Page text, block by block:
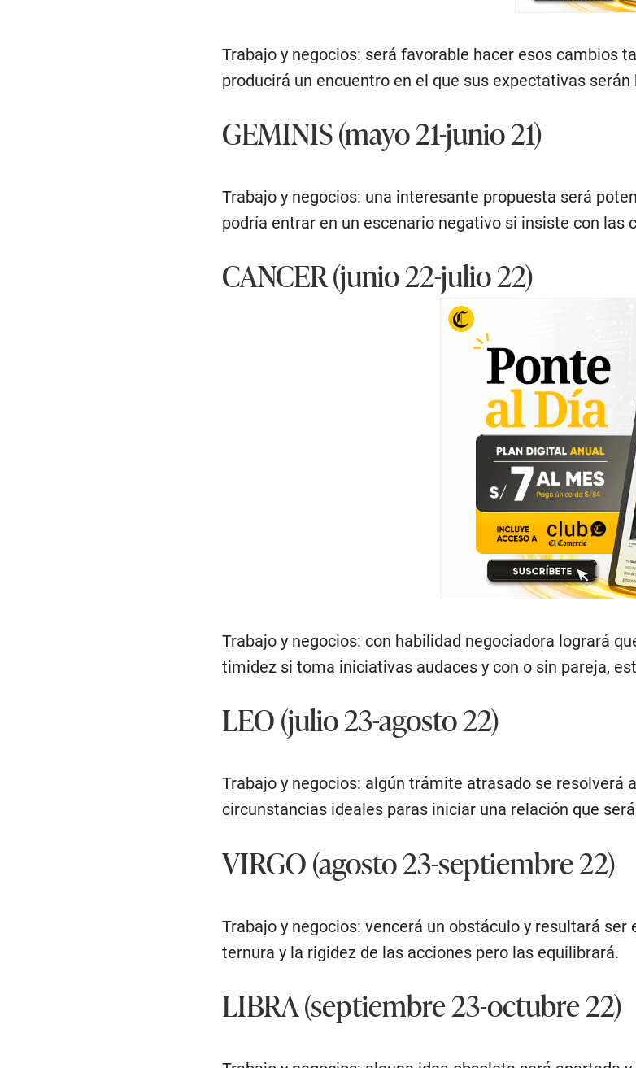
Trabajo y negocios: será favorable hacer esos cambios
producirá un encuentro en el que sus expectativas
GEMINIS (mayo 21-junio 21)
Trabajo y negocios: una interesante propuesta será
podría entrar en un escenario negativo si insiste con las
CANCER (junio 22-julio 22)
Trabajo y negocios: con habilidad negociadora logrará
timidez si toma iniciativas audaces y con o sin pareja,
LEO (julio 23-agosto 22)
Trabajo y negocios: algún trámite atrasado se resolverá
circunstancias ideales paras iniciar una relación que
VIRGO (agosto 23-septiembre 22)
Trabajo y negocios: vencerá un obstáculo y resultará
ternura y la rigidez de las acciones pero las equilibrará.
LIBRA (septiembre 23-octubre 22)